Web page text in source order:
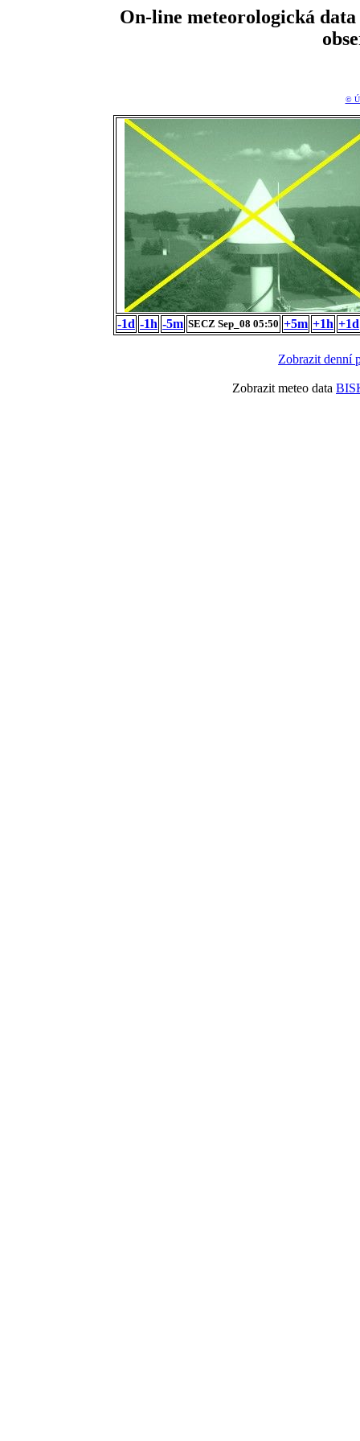
On-line meteorologická
©
-1d -1h -5m SECZ Sep_08 05:50 +5m +1h +1d
Zobrazit denní
Zobrazit meteo data